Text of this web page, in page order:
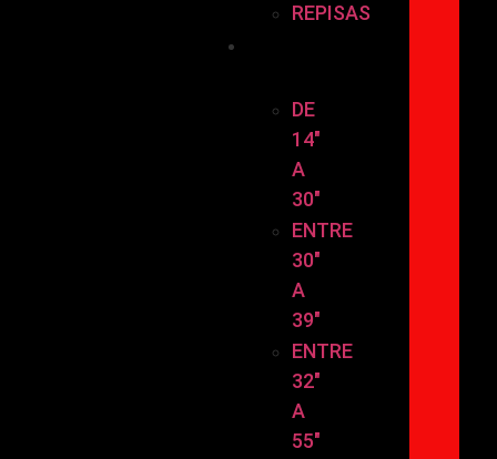
REPISAS
DE
14″
A
30″
ENTRE
30″
A
39″
ENTRE
32″
A
55″